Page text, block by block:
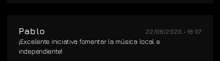
Pablo 22/06/2020 • 18:07
¡Excelente iniciativa fomentar la música local e
independiente!